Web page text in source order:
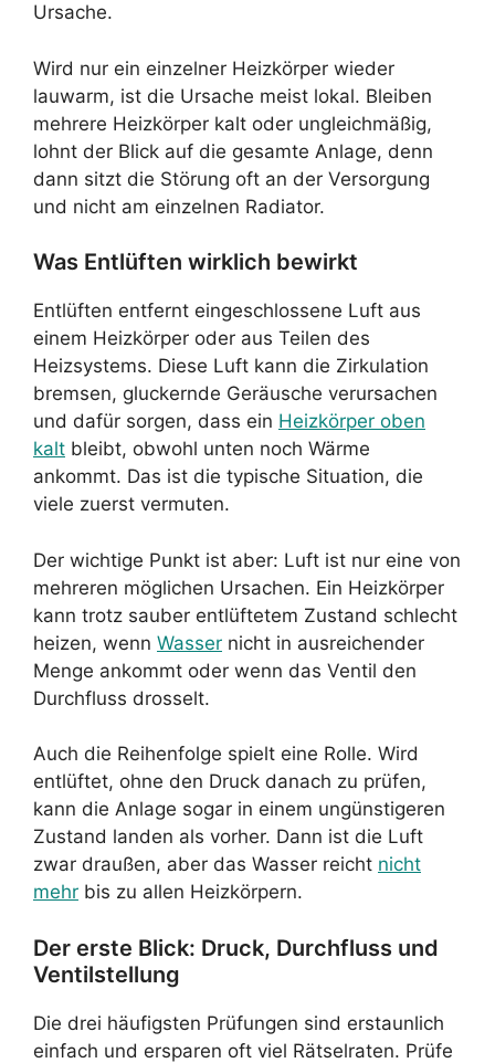
Ursache.
Wird nur ein einzelner Heizkörper wieder
lauwarm, ist die Ursache meist lokal. Bleiben
mehrere Heizkörper kalt oder ungleichmäßig,
lohnt der Blick auf die gesamte Anlage, denn
dann sitzt die Störung oft an der Versorgung
und nicht am einzelnen Radiator.
Was Entlüften wirklich bewirkt
Entlüften entfernt eingeschlossene Luft aus
einem Heizkörper oder aus Teilen des
Heizsystems. Diese Luft kann die Zirkulation
bremsen, gluckernde Geräusche verursachen
und dafür sorgen, dass ein Heizkörper oben
kalt bleibt, obwohl unten noch Wärme
ankommt. Das ist die typische Situation, die
viele zuerst vermuten.
Der wichtige Punkt ist aber: Luft ist nur eine von
mehreren möglichen Ursachen. Ein Heizkörper
kann trotz sauber entlüftetem Zustand schlecht
heizen, wenn Wasser nicht in ausreichender
Menge ankommt oder wenn das Ventil den
Durchfluss drosselt.
Auch die Reihenfolge spielt eine Rolle. Wird
entlüftet, ohne den Druck danach zu prüfen,
kann die Anlage sogar in einem ungünstigeren
Zustand landen als vorher. Dann ist die Luft
zwar draußen, aber das Wasser reicht nicht
mehr bis zu allen Heizkörpern.
Der erste Blick: Druck, Durchfluss und
Ventilstellung
Die drei häufigsten Prüfungen sind erstaunlich
einfach und ersparen oft viel Rätselraten. Prüfe